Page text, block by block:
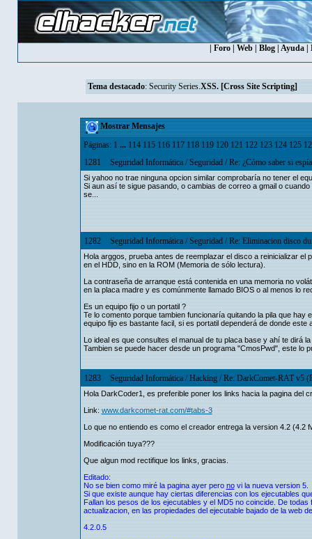
Foro Web Blog Ayuda
Tema destacado: Security Series.XSS. [Cross Site Scripting]
Mostrar Mensajes
Páginas: 1 ... 114 115 116 117 118 119 120 121 122 123 124 125
1281
Seguridad Informática/Seguridad/Re: ¿Cómo saber si
Si yahoo no trae ninguna opcion similar comprobaría no tener el
Si aun así te sigue pasando, o cambias de correo a gmail o
se...
1282 Seguridad Informática/Seguridad/Re: Eliminacion disco
Hola arggos, prueba antes de reemplazar el disco a reinicializar
en el HDD, sino en la ROM (Memoria de sólo lectura).
La contraseña de arranque está contenida en una memoria no
en la placa madre y es comúnmente llamado BIOS o al menos lo
Es un equipo fijo o un portatil ?
Te lo comento porque tambien funcionaría quitando la pila que
equipo fijo es bastante facil, si es portatil dependerá de donde este
Lo ideal es que consultes el manual de tu placa base y ahí te dirá
Tambien se puede hacer desde un programa "CmosPwd", este lo
1283 Seguridad Informática/Hacking/Re: DarkComet-RAT v5
Hola DarkCoder1, es preferible poner los links hacia la pagina del
Link: www.darkcomet-rat.com/#tabs-3
Lo que no entiendo es como el creador entrega la version 4.2 (4.2
Modificación tuya???
Que algun mod rectifique los links, gracias.
Editado:
No se bien como miré la pagina ayer pero novi la nueva version 5.
Si que existe aunque hay ciertas diferencias con los ejecutables
Fallan los pesos de los ejecutables y el MD5 no coincide. De
actualizacion, en las propiedades del ejecutable bajado de la web
4.2.0.5